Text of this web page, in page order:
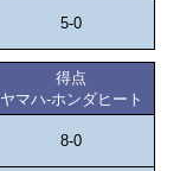
5-0
得点
ヤマハ-ホンダヒート
8-0